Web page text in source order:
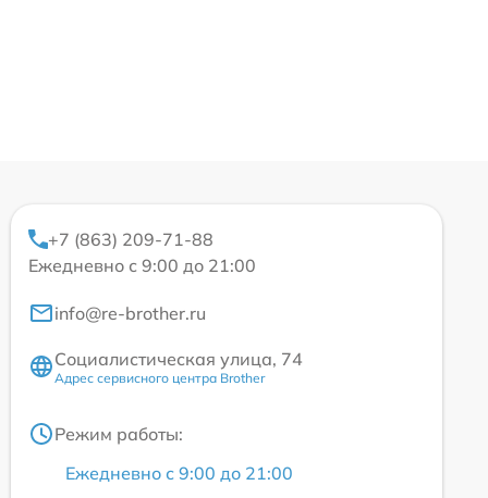
+7 (863) 209-71-88
Ежедневно с 9:00 до 21:00
info@re-brother.ru
Социалистическая улица, 74
Адрес сервисного центра Brother
Режим работы:
Ежедневно с 9:00 до 21:00